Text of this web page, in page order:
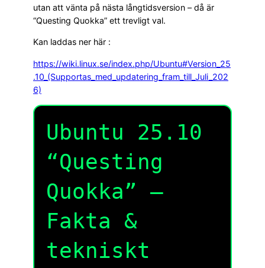
utan att vänta på nästa långtidsversion – då är
“Questing Quokka” ett trevligt val.
Kan laddas ner här :
https://wiki.linux.se/index.php/Ubuntu#Version_25
.10_(Supportas_med_updatering_fram_till_Juli_202
6)
Ubuntu 25.10
“Questing
Quokka” —
Fakta &
tekniskt